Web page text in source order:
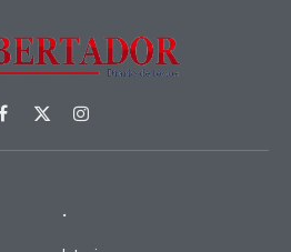
Facebook
X
(Twitter)
Instagram
.